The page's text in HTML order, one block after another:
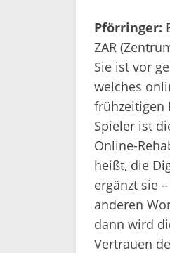
Pförringer:
ZAR
Sie ist vor
welches
frühzeitigen
Spieler ist
Online-
heißt, die
ergänzt sie
anderen
dann wird
Vertrauen